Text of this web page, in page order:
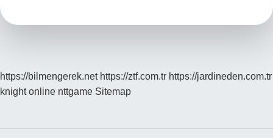
https://bilmengerek.net https://ztf.com.tr https://jardineden.com.tr
knight online nttgame Sitemap